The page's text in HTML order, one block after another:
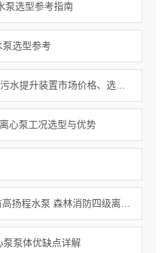
泵选型参考指南
选型参考
心泵工况选型与优势
泵泵体优缺点详解